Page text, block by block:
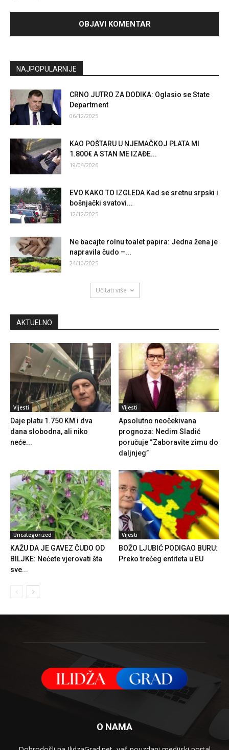
NAJPOPULARNIJE
CRNO JUTRO ZA DODIKA: Oglasio se State
Department
06/12/2025
KAO POŠTARU U NJEMAČKOJ PLATA MI
1.800€ A STAN ME IZAĐE...
19/04/2026
EVO KAKO TO IZGLEDA Kad se sretnu srpski i
bošnjački svatovi...
12/12/2025
Ne bacajte rolnu toalet papira: Jedna žena je
napravila čudo –...
24/10/2025
Učitati više
AKTUELNO
Vijesti
Daje platu 1.750 KM i dva
dana slobodna, ali niko
neće...
Vijesti
Apsolutno neočekivana
prognoza: Nedim Sladić
poručuje “Zaboravite zimu do
daljnjeg”
Uncategorized
KAŽU DA JE GAVEZ ČUDO OD
BILJKE: Nećete vjerovati šta
sve...
Vijesti
BOŽO LJUBIĆ PODIGAO BURU:
Preko trećeg entiteta u EU
O NAMA